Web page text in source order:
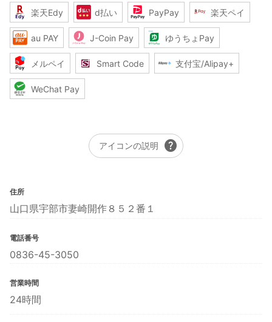
楽天Edy d払い PayPay 楽天ペイ
au PAY J-Coin Pay ゆうちょPay
メルペイ Smart Code 支付宝/Alipay+
WeChat Pay
アイコンの説明 help
住所
山口県宇部市妻崎開作８５２番１
電話番号
0836-45-3050
営業時間
24時間